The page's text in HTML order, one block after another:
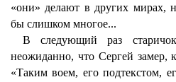
«они» делают в других мирах,
бы слишком многое...
В следующий раз
неожиданно, что Сергей замер,
«Таким воем, его подтекстом,